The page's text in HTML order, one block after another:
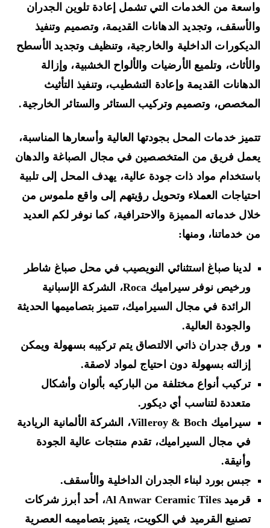
من الخدمات التي تشمل إعادة تلوين الجدران
وتجديد الدهانات القديمة، وتصميم وتنفيذ
الداخلية والخارجية، وتنظيف وتجديد الأسطح
وتلميع الأرضيات والألواح الخشبية، وإزالة
القديمة وإعادة التشطيب، وتنفيذ التأثيث
وتصميم وتركيب الستائر والستائر الخارجية.
خدمات المحل بجودتها العالية وأسعارها المناسبة،
فريق من المتخصصين في مجال الصباغة والدهان
مواد ذات جودة عالية، يهدف المحل إلى تلبية
العملاء وتحويل رؤيتهم إلى واقع ملموس من
خدماته المميزة والاحترافية، كما نوفر لكم العديد
خدماتنا، ومنها:
لدينا صباغ استثنائي النويصيب في محل صباغ شاطر
ورخيص نوفر سيراميك Roca، الشركة الإسبانية
الرائدة في مجال السيراميك، تتميز بتصاميمها الحديثة
والجودة العالية.
ورق جدران ذاتي الالتصاق يتم تركيبه بسهولة ويمكن
إزالته بسهولة دون احتياج لمواد لاصقة.
تركيب أنواع مختلفة من الباركيه بألوان وأشكال
متعددة لتناسب أي ديكور.
سيراميك Villeroy & Boch، الشركة الألمانية الريادية
في مجال السيراميك، تقدم منتجات عالية الجودة
وأنيقة.
جبس بورد لبناء الجدران الداخلية والأسقف.
قرميد Al Anwar Ceramic Tiles، أحد أبرز شركات
تصنيع القرميد في الكويت، يتميز بتصاميمه العصرية